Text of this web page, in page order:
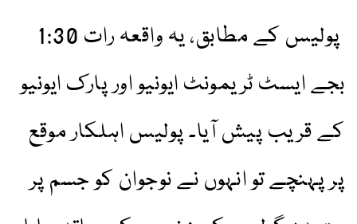
پولیس کے مطابق، یہ واقعہ رات 1:30
بجے ایسٹ ٹریمونٹ ایونیو اور پارک ایونیو
کے قریب پیش آیا۔ پولیس اہلکار موقع
پر پہنچے تو انہوں نے نوجوان کو جسم پر